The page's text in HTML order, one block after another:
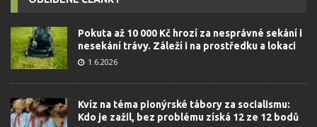
Pokuta až 10 000 Kč hrozí za nesprávné sekání i
nesekání trávy. Záleží i na prostředku a lokaci
1.6.2026
Kvíz na téma pionýrské tábory za socialismu:
Kdo je zažil, bez problému získá 12 ze 12 bodů